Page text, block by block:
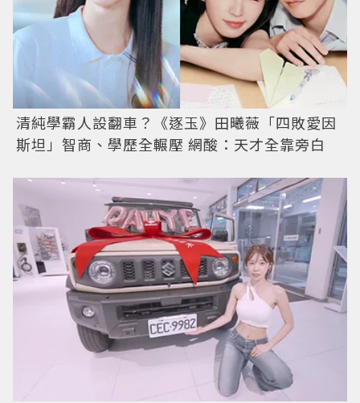
清純學霸人設翻車？《逐玉》田曦薇「四敗愛因
斯坦」智商、學歷全輾壓 網酸：天才全靠旁白